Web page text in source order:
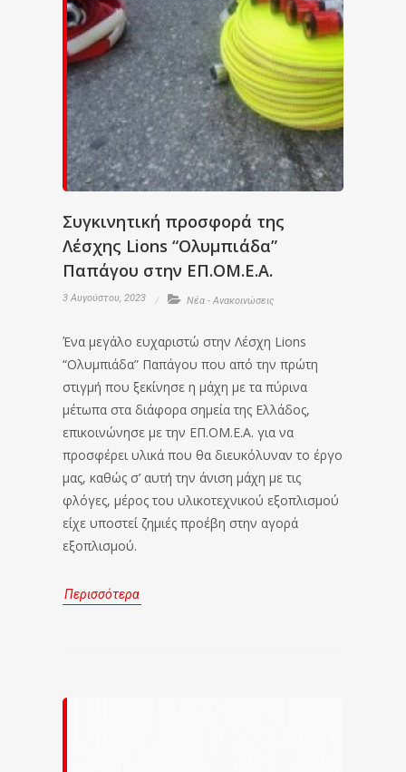
Συγκινητική προσφορά της
Λέσχης Lions “Ολυμπιάδα”
Παπάγου στην ΕΠ.ΟΜ.Ε.Α.
3 Αυγούστου, 2023 Νέα - Ανακοινώσεις
Ένα μεγάλο ευχαριστώ στην Λέσχη Lions
“Ολυμπιάδα” Παπάγου που από την πρώτη
στιγμή που ξεκίνησε η μάχη με τα πύρινα
μέτωπα στα διάφορα σημεία της Ελλάδος,
επικοινώνησε με την ΕΠ.ΟΜ.Ε.Α. για να
προσφέρει υλικά που θα διευκόλυναν το έργο
μας, καθώς σ’ αυτή την άνιση μάχη με τις
φλόγες, μέρος του υλικοτεχνικού εξοπλισμού
είχε υποστεί ζημιές προέβη στην αγορά
εξοπλισμού.
Περισσότερα